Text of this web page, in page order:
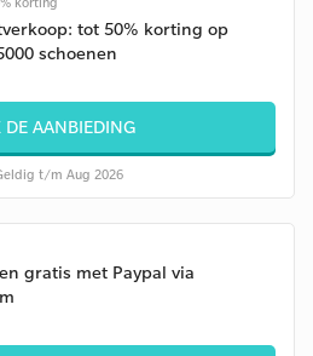
tot 50% korting op
schoenen
DE AANBIEDING
t/m Aug 2026
gratis met Paypal via